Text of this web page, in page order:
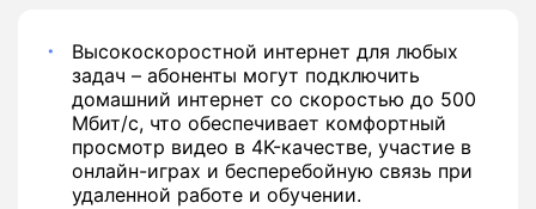
Высокоскоростной интернет для любых
задач – абоненты могут подключить
домашний интернет со скоростью до 500
Мбит/с, что обеспечивает комфортный
просмотр видео в 4K-качестве, участие в
онлайн-играх и бесперебойную связь при
удаленной работе и обучении.